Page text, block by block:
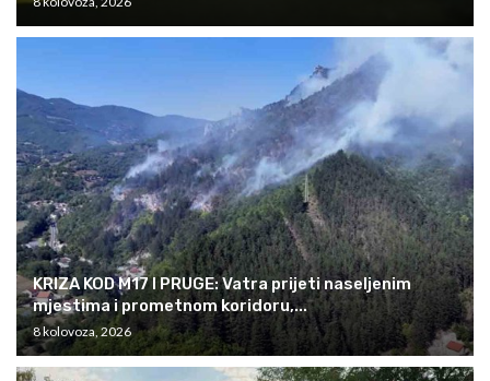
KRIZA KOD M17 I PRUGE: Vatra prijeti naseljenim
mjestima i prometnom koridoru,...
8 kolovoza, 2026